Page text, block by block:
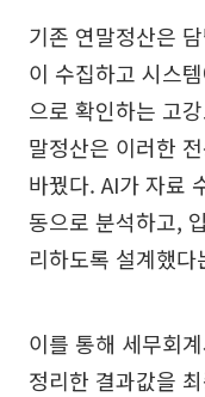
기존 연말정산은
이 수집하고 시스
으로 확인하는 고
말정산은 이러한
바꿨다. AI가 자료
동으로 분석하고,
리하도록 설계했
이를 통해 세무회
정리한 결과값을